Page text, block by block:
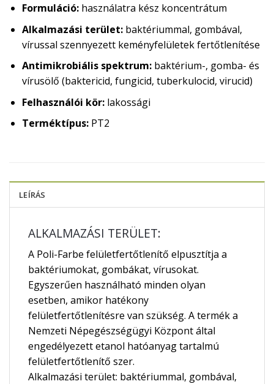
Formuláció:használatra kész koncentrátum
Alkalmazási terület:baktériummal, gombával,
vírussal szennyezett keményfelületek fertőtlenítése
Antimikrobiális spektrum:baktérium-, gomba- és
vírusölő (baktericid, fungicid, tuberkulocid, virucid)
Felhasználói kör:lakossági
Terméktípus:PT2
LEÍRÁS
ALKALMAZÁSI TERÜLET:
A Poli-Farbe felületfertőtlenítő elpusztítja a
baktériumokat, gombákat, vírusokat.
Egyszerűen használható minden olyan
esetben, amikor hatékony
felületfertőtlenítésre van szükség. A termék a
Nemzeti Népegészségügyi Központ által
engedélyezett etanol hatóanyag tartalmú
felületfertőtlenítő szer.
Alkalmazási terület: baktériummal, gombával,